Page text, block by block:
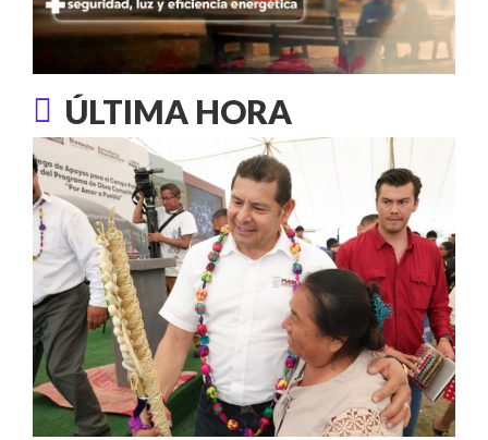
ÚLTIMA HORA